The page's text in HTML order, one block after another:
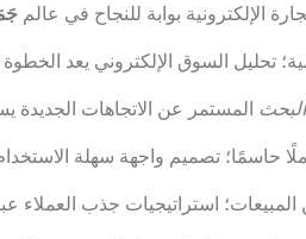
الإلكترونية بوابة للنجاح في عالم
تحليل السوق الإلكتروني يعد
البحث المستمر عن الاتجاهات الجديدة
حاسمًا؛ تصميم واجهة سهلة
استراتيجيات جذب العملاء